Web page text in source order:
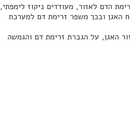
הדם לאזור, מעודדים ניקוז לימפתי,
האגן ובכך משפר זרימת דם למערכת
האגן, על הגברת זרימת דם והגמשה